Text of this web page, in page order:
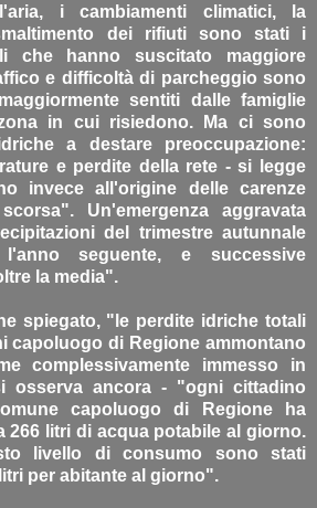
i cambiamenti climatici, la
dei rifiuti sono stati i
che hanno suscitato maggiore
e difficoltà di parcheggio sono
sentiti dalle famiglie
in cui risiedono. Ma ci sono
a destare preoccupazione:
e perdite della rete - si legge
invece all'origine delle carenze
Un'emergenza aggravata
del trimestre autunnale
seguente, e successive
la media".
spiegato, "le perdite idriche totali
capoluogo di Regione ammontano
complessivamente immesso in
osserva ancora - "ogni cittadino
capoluogo di Regione ha
266 litri di acqua potabile al giorno.
livello di consumo sono stati
per abitante al giorno".